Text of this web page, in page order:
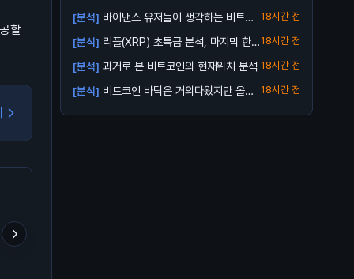
할
[분석] 바이낸스 유저들이 생각하는 비트코
인 바닥
18시간 전
[분석] 리플(XRP) 초특급 분석, 마지막 한번
받아...
18시간 전
[분석] 과거로 본 비트코인의 현재위치 분석 18시간 전
[분석] 비트코인 바닥은 거의다왔지만 올인
18시간 전